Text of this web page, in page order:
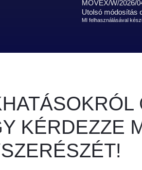
MOVEX/W/2026/
Utolsó módosítás
MI felhasználásával
KÉRDEZZE